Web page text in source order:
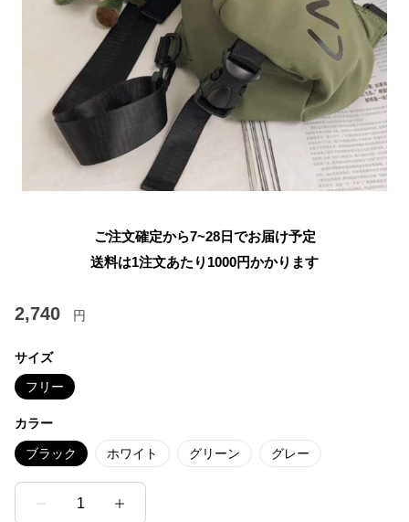
ご注文確定から7~28日でお届け予定
送料は1注文あたり 1000円かかります
2,740 円
サイズ
フリー
カラー
ブラック ホワイト グリーン グレー
1